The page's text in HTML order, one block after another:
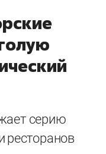
серию
ресторанов